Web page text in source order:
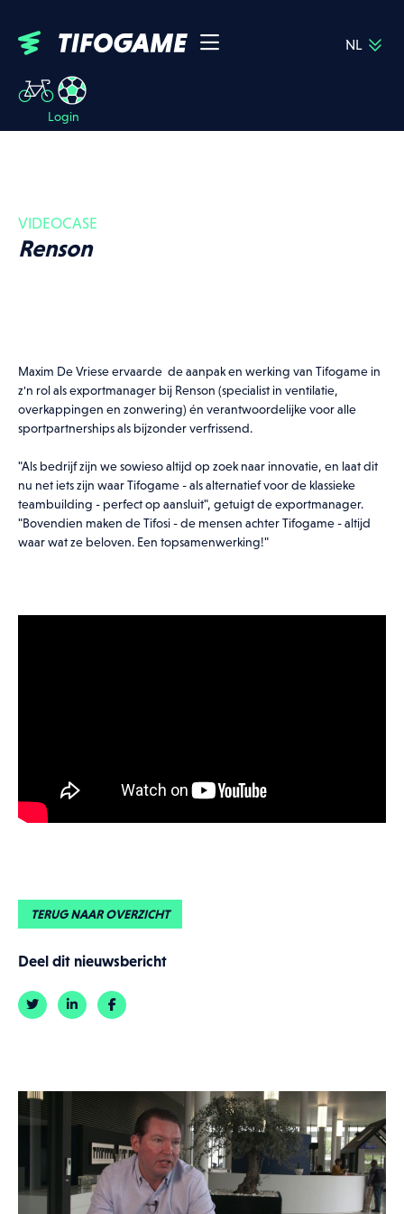
Login
NL
VIDEOCASE
Renson
Maxim De Vriese ervaarde de aanpak en werking van Tifogame in
z'n rol als exportmanager bij Renson (specialist in ventilatie,
overkappingen en zonwering) én verantwoordelijke voor alle
sportpartnerships als bijzonder verfrissend.
"Als bedrijf zijn we sowieso altijd op zoek naar innovatie, en laat dit
nu net iets zijn waar Tifogame - als alternatief voor de klassieke
teambuilding - perfect op aansluit", getuigt de exportmanager.
"Bovendien maken de Tifosi - de mensen achter Tifogame - altijd
waar wat ze beloven. Een topsamenwerking!"
TERUG NAAR OVERZICHT
Deel dit nieuwsbericht
Upcoming events
04.04.27
WEDSTRIJD